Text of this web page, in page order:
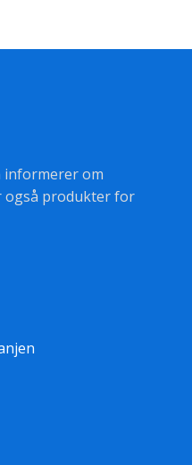
informerer om
også produkter for